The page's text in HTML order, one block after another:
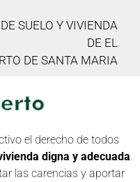
SUELO Y VIVIENDA
DE EL
DE SANTA MARIA
el derecho de todos
digna y adecuada.
las carencias y aportar